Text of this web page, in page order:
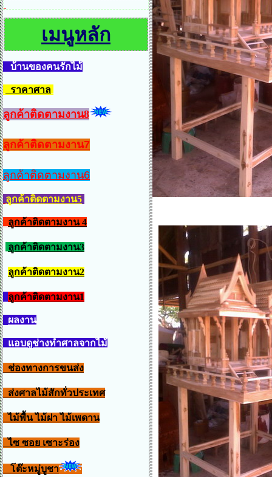
เมนูหลัก
บ้านของคนรักไม้
ราคาศาล
ลูกค้าติดตามงาน8
ลูกค้าติดตามงาน7
ลูกค้าติดตามงาน6
ลูกค้าติดตามงาน5
ลูกค้าติดตามงาน 4
ลูกค้าติดตามงาน3
ลูกค้าติดตามงาน2
ลูกค้าติดตามงาน1
ผลงาน
แอบดูช่างทำศาลจากไม้
ช่องทางการขนส่ง
ส่งศาลไม้สักทั่วประเทศ
ไม้พื้น ไม้ฝา ไม้เพดาน
ไซ ซอย เซาะร่อง
โต๊ะหมู่บูชา